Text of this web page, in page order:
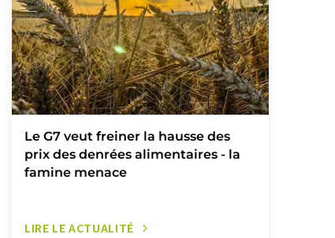
Le G7 veut freiner la hausse des
prix des denrées alimentaires - la
famine menace
LIRE LE ACTUALITÉ